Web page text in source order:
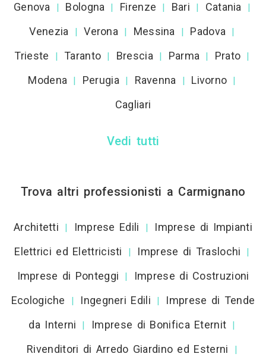
Genova | Bologna | Firenze | Bari | Catania |
Venezia | Verona | Messina | Padova |
Trieste | Taranto | Brescia | Parma | Prato |
Modena | Perugia | Ravenna | Livorno |
Cagliari
Vedi tutti
Trova altri professionisti a Carmignano
Architetti | Imprese Edili |
Imprese di Impianti
Elettrici ed Elettricisti
| Imprese di Traslochi |
Imprese di Ponteggi |
Imprese di Costruzioni
Ecologiche
| Ingegneri Edili |
Imprese di Tende
da Interni
| Imprese di Bonifica Eternit |
Rivenditori di Arredo Giardino ed Esterni |